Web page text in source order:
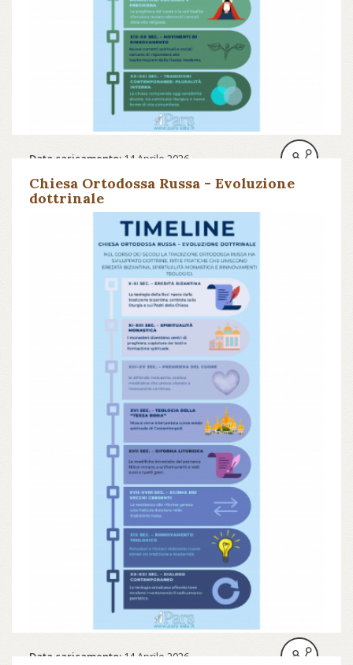
Data caricamento: 14 Aprile 2026
Chiesa Ortodossa Russa - Evoluzione
dottrinale
Data caricamento: 14 Aprile 2026